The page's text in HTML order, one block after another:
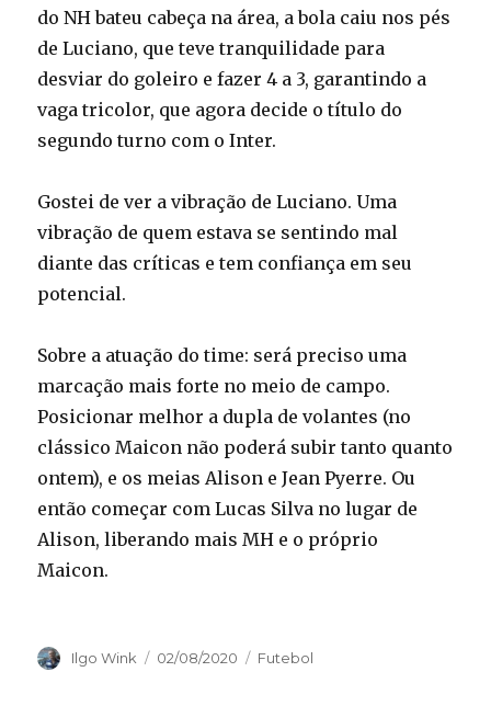
do NH bateu cabeça na área, a bola caiu nos pés
de Luciano, que teve tranquilidade para
desviar do goleiro e fazer 4 a 3, garantindo a
vaga tricolor, que agora decide o título do
segundo turno com o Inter.
Gostei de ver a vibração de Luciano. Uma
vibração de quem estava se sentindo mal
diante das críticas e tem confiança em seu
potencial.
Sobre a atuação do time: será preciso uma
marcação mais forte no meio de campo.
Posicionar melhor a dupla de volantes (no
clássico Maicon não poderá subir tanto quanto
ontem), e os meias Alison e Jean Pyerre. Ou
então começar com Lucas Silva no lugar de
Alison, liberando mais MH e o próprio
Maicon.
Autor
Ilgo Wink
Publicado
02/08/2020 Categorias
Futebol